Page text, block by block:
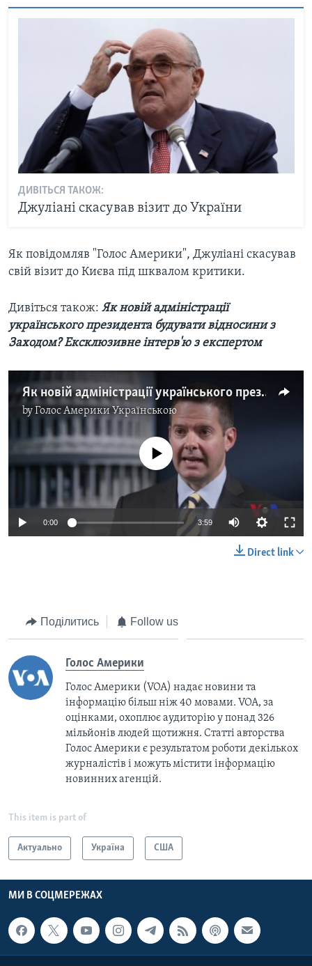
ДИВІТЬСЯ ТАКОЖ:
Джуліані скасував візит до України
Як повідомляв "Голос Америки", Джуліані скасував
свій візит до Києва під шквалом критики.
Дивіться також: ​ Як новій адміністрації
українського президента будувати відносини з
Заходом? Ексклюзивне інтерв'ю з експертом
Як новій адміністрації українського президента будувати відносини з Заходом? Ексклюзивне інтерв'ю з експертом. Відео
byГолос Америки Українською
No media source currently available
0:00 3:59
Direct link
Поділитись Follow us
Голос Америки
Голос Америки (VOA) надає новини та
інформацію більш ніж 40 мовами. VOA, за
оцінками, охоплює аудиторію у понад 326
мільйонів людей щотижня. Статті авторства
Голос Америки є результатом роботи декількох
журналістів і можуть містити інформацію
новинних агенцій.
This item is part of
Актуально Україна США
МИ В СОЦМЕРЕЖАХ